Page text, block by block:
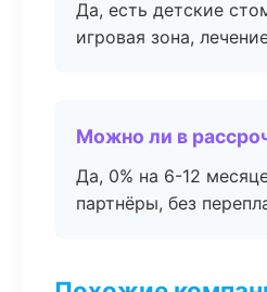
Да, есть детские
игровая зона,
Можно ли в
Да, 0% на 6-12
партнёры, без